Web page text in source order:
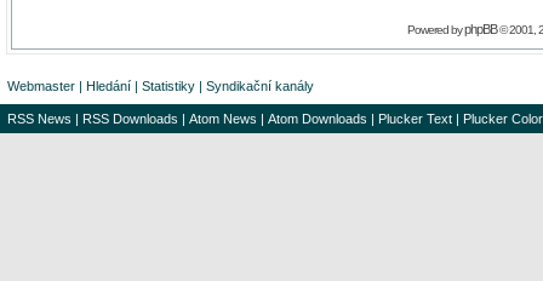
Powered byphpBB© 2001,
Webmaster | Hledání | Statistiky | Syndikační kanály
RSS News | RSS Downloads | Atom News | Atom Downloads | Plucker Text | Plucker Color